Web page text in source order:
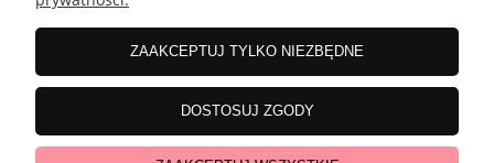
MOJE KONTO
WSPÓŁPRACA
ZAAKCEPTUJ TYLKO NIEZBĘDNE
DOSTOSUJ ZGODY